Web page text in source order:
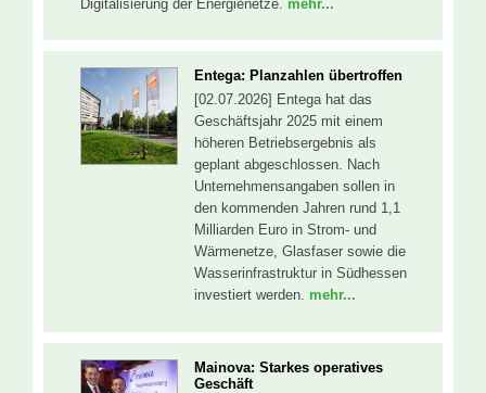
Digitalisierung der Energienetze. mehr...
Entega: Planzahlen übertroffen
[02.07.2026] Entega hat das
Geschäftsjahr 2025 mit einem
höheren Betriebsergebnis als
geplant abgeschlossen. Nach
Unternehmensangaben sollen in
den kommenden Jahren rund 1,1
Milliarden Euro in Strom- und
Wärmenetze, Glasfaser sowie die
Wasserinfrastruktur in Südhessen
investiert werden. mehr...
Mainova: Starkes operatives
Geschäft